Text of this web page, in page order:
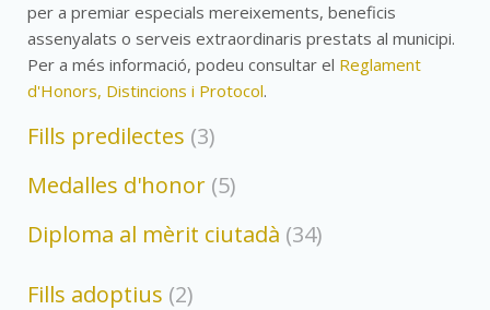
per a premiar especials mereixements, beneficis
assenyalats o serveis extraordinaris prestats al municipi.
Per a més informació, podeu consultar el Reglament
d'Honors, Distincions i Protocol.
Fills predilectes (3)
Medalles d'honor (5)
Diploma al mèrit ciutadà (34)
Fills adoptius (2)